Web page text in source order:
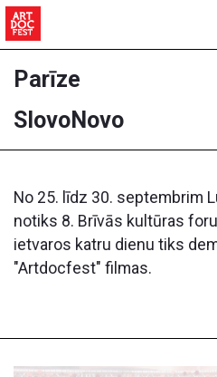
Parīze
SlovoNovo
No 25. līdz 30. septembrim
notiks 8. Brīvās kultūras
ietvaros katru dienu tiks
"Artdoсfest" filmas.